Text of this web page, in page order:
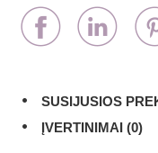
SUSIJUSIOS
ĮVERTINIMAI (0)